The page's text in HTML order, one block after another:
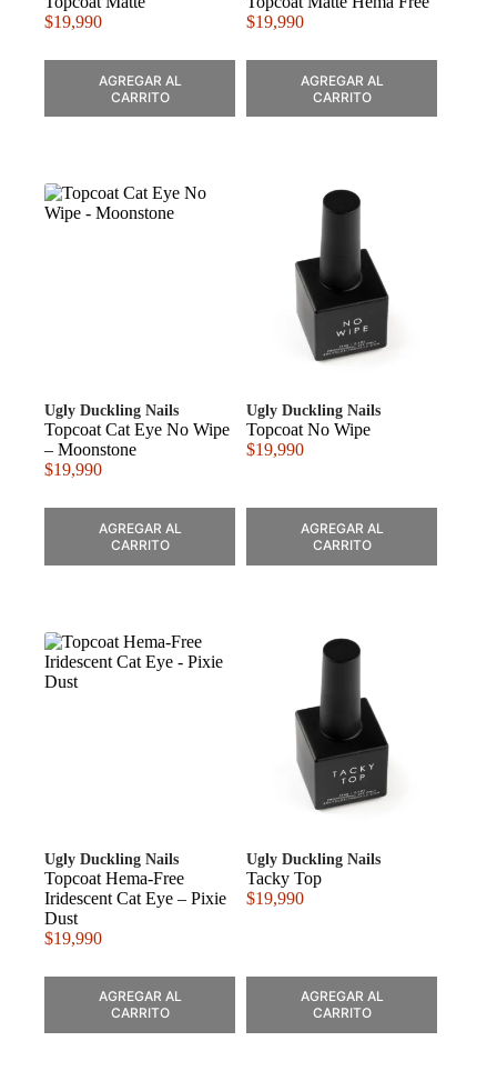
$19,990
AGREGAR AL
CARRITO
$19,990
AGREGAR AL
CARRITO
Ugly Duckling Nails
Topcoat Cat Eye No Wipe
– Moonstone
$19,990
AGREGAR AL
CARRITO
Ugly Duckling Nails
Topcoat No Wipe
$19,990
AGREGAR AL
CARRITO
Ugly Duckling Nails
Topcoat Hema-Free
Iridescent Cat Eye – Pixie
Dust
$19,990
AGREGAR AL
CARRITO
Ugly Duckling Nails
Tacky Top
$19,990
AGREGAR AL
CARRITO